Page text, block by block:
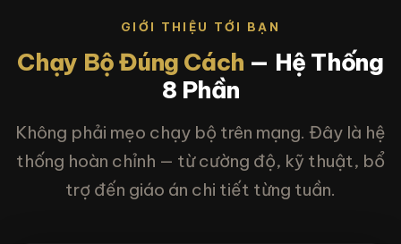
GIỚI THIỆU TỚI BẠN
Chạy Bộ Đúng Cách — Hệ Thống
8 Phần
Không phải mẹo chạy bộ trên mạng. Đây là hệ
thống hoàn chỉnh — từ cường độ, kỹ thuật, bổ
trợ đến giáo án chi tiết từng tuần.